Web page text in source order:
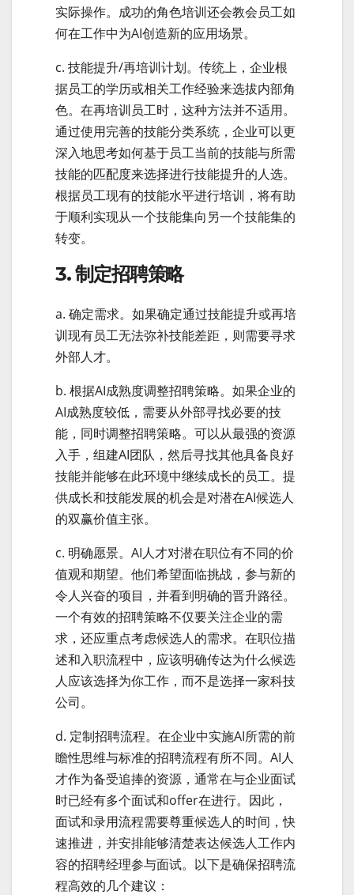
实际操作。成功的角色培训还会教会员工如
何在工作中为AI创造新的应用场景。
c. 技能提升/再培训计划。传统上，企业根
据员工的学历或相关工作经验来选拔内部角
色。在再培训员工时，这种方法并不适用。
通过使用完善的技能分类系统，企业可以更
深入地思考如何基于员工当前的技能与所需
技能的匹配度来选择进行技能提升的人选。
根据员工现有的技能水平进行培训，将有助
于顺利实现从一个技能集向另一个技能集的
转变。
3. 制定招聘策略
a. 确定需求。如果确定通过技能提升或再培
训现有员工无法弥补技能差距，则需要寻求
外部人才。
b. 根据AI成熟度调整招聘策略。如果企业的
AI成熟度较低，需要从外部寻找必要的技
能，同时调整招聘策略。可以从最强的资源
入手，组建AI团队，然后寻找其他具备良好
技能并能够在此环境中继续成长的员工。提
供成长和技能发展的机会是对潜在AI候选人
的双赢价值主张。
c. 明确愿景。AI人才对潜在职位有不同的价
值观和期望。他们希望面临挑战，参与新的
令人兴奋的项目，并看到明确的晋升路径。
一个有效的招聘策略不仅要关注企业的需
求，还应重点考虑候选人的需求。在职位描
述和入职流程中，应该明确传达为什么候选
人应该选择为你工作，而不是选择一家科技
公司。
d. 定制招聘流程。在企业中实施AI所需的前
瞻性思维与标准的招聘流程有所不同。AI人
才作为备受追捧的资源，通常在与企业面试
时已经有多个面试和offer在进行。因此，
面试和录用流程需要尊重候选人的时间，快
速推进，并安排能够清楚表达候选人工作内
容的招聘经理参与面试。以下是确保招聘流
程高效的几个建议：